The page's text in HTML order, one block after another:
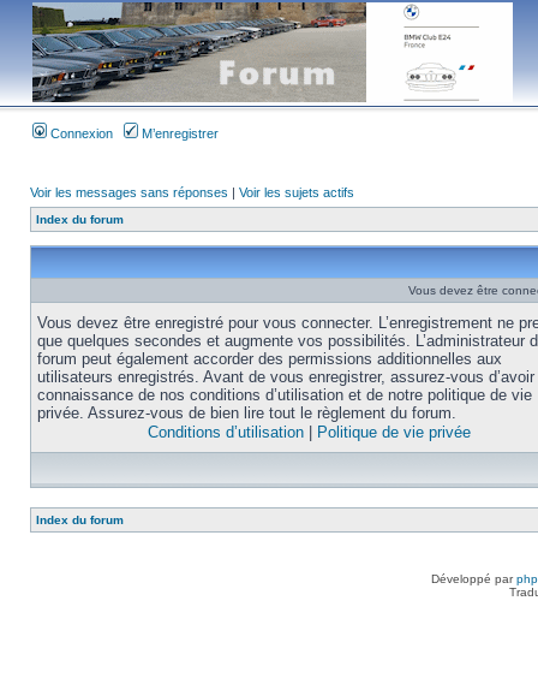
Connexion M’enregistrer
Voir les messages sans réponses | Voir les sujets actifs
Index du forum
Vous devez être
Vous devez être enregistré pour vous connecter. L’enregistrement ne
que quelques secondes et augmente vos possibilités. L’administrateur
forum peut également accorder des permissions additionnelles aux
utilisateurs enregistrés. Avant de vous enregistrer, assurez-vous
connaissance de nos conditions d’utilisation et de notre politique de vie
privée. Assurez-vous de bien lire tout le règlement du forum.
Conditions d’utilisation
Politique de vie privée
Index du forum
Développé par